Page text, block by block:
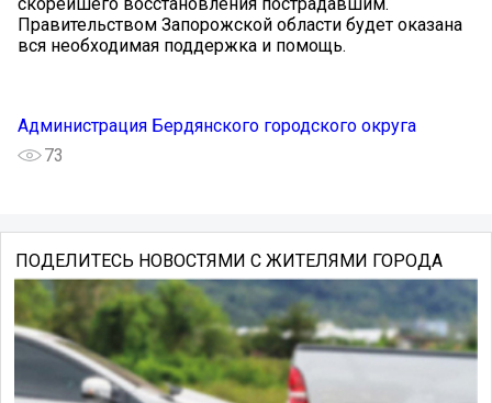
Правительством Запорожской области будет оказана
вся необходимая поддержка и помощь.
Администрация Бердянского городского округа
73
ПОДЕЛИТЕСЬ НОВОСТЯМИ С ЖИТЕЛЯМИ ГОРОДА